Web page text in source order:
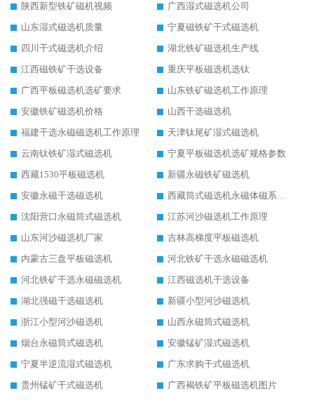
陕西新型铁矿磁机视频
广西湿式磁选机公司
山东湿式磁选机质量
宁夏磁铁矿干式磁选机
四川干式磁选机介绍
湖北铁矿磁选机生产线
江西磁铁矿干选设备
重庆平板磁选机选钛
广西平板磁选机选矿要求
山东铁矿磁选机工作原理
安徽铁矿磁选机价格
山西干选磁选机
福建干选永磁磁选机工作原理
天津钛尾矿湿式磁选机
云南钛铁矿湿式磁选机
宁夏平板磁选机选矿规格参数
西藏1530平板磁选机
新疆永磁铁矿磁选机
安徽永磁干选磁选机
西藏筒式磁选机永磁体磁系设计
沈阳营口永磁筒式磁选机
江苏河沙磁选机工作原理
山东河沙磁选机厂家
吉林高梯度平板磁选机
内蒙古三盘平板磁选机
河北铁矿干选永磁磁选机
河北铁矿干选永磁磁选机
江西磁选机干选设备
湖北强磁干选磁选机
新疆小型河沙磁选机
浙江小型河沙磁选机
山西永磁筒式磁选机
烟台永磁筒式磁选机
安徽锰矿湿式磁选机
宁夏半逆流湿式磁选机
广东求购干式磁选机
贵州锰矿干式磁选机
广西褐铁矿平板磁选机图片